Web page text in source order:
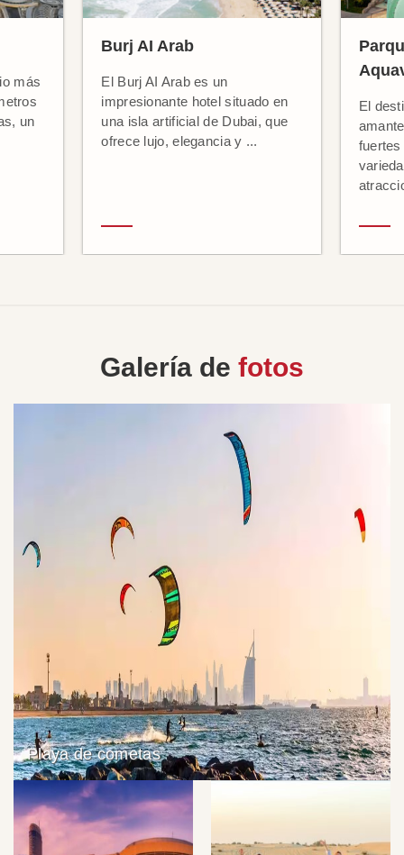
más
un
Burj AI Arab
El Burj AI Arab es un
impresionante hotel situado en
una isla artificial de Dubai, que
ofrece lujo, elegancia y ...
El
Galería de fotos
Playa de cometas